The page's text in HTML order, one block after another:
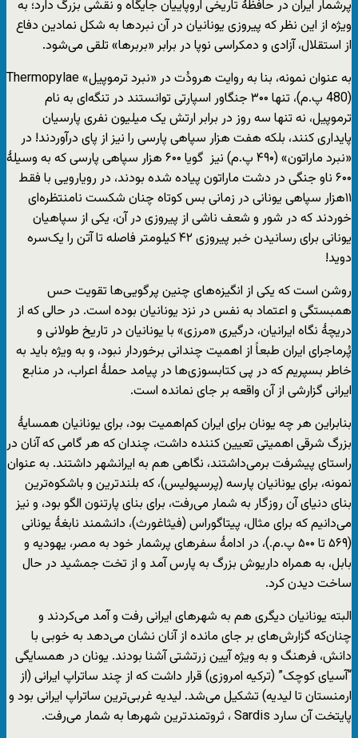
پرشمار ایران در حافظۀ تاریخی اروپاییان جایگاه و نقشی بزرگ دارد؛ به
ویژه از این نظر که پیروزی یونانیان در آن نبردها به شکل نمادین دفاع
از استقلال، آزادی و دمکراسی نوپا در برابر «بربرها» تلقی می‌شود.
به عنوان نمونه، بنا به روایت هرودُت در «نبرد ترموپیل» Thermopylae
(480 پ.م)، تنها ۳۰۰ جنگاور اسپارتی توانستند در تنگه‌ای به نام
ترموپیل، نه تنها سه روز در برابر ارتش یک میلیون نفری پارسیان
پایداری کنند، بلکه هفت هزار سپاهی پارسی را نیز از پای درآوردند! در
«نبرد ماراتون» (۴۹۰ پ.م) نیز گویا ۶۰۰ هزار سپاهی پارسی که به وسیلۀ
۶۰۰ ناو جنگی در دشت ماراتون پیاده شده بودند، در رویارویی با فقط
۱۱هزار سپاهی یونانی در زمانی بس کوتاه چنان شکست نامنتظره‌ای
خوردند که در شور و شعف ناشی از پیروزی در آن، یکی از سپاهیان
یونانی برای رسانیدن خبر پیروزی ۴۲ کیلومتر فاصله تا آتن را یک‌سره
دوید!
روشن است که یکی از انگیزه‌های چنین پر‌گویی‌ها تقویت حس
همبستگی و اعتماد به نفس در نزد یونانیان بوده است. در حالی که از
دریچۀ نگاه ایرانیان، درگیری‌ «مرزی» با یونانیان در تاریخ طولانی و
پُرماجرای ایران طبعاً از اهمیت چندانی برخوردار نبود، و به ویژه باید به
خاطر بسپریم که در پی کتابسوزی‌ها در‌ پیامد حملۀ اعراب، در منابع
ایرانی گزارشی از آن واقعه بر جای نمانده است.
بنابراین هر چه یونان برای ایران کم‌اهمیت بود، برای یونانیان همسایۀ
بزرگ شرقی اهمیتی تعیین کننده داشت، چندان ‌که هر گامی که آنان در
راستای پیشرفت برمی‌داشتند، نگاهی هم به ایرانشهر داشتند. به عنوان
نمونه، برای یونانیان پارسه (پرسپولیس)، که بلندترین و باشکوه‌ترین
بنای دنیای آن روزگار به شمار می‌رفت، برای بنای پارتنون الگو بود، و نیز
می‌دانیم که برای مثال، پیتاگوراس (فیثاغورث)، دانشمند نابغۀ یونانی
(۵۶۹ تا ۵۰۰ پ.م.)، در ادامۀ سفرهای پرشمار خود به مصر، یهودیه و
بابل، به همراه داریوش بزرگ به پارس آمد و از تخت جمشید در حال
ساخت دیدن کرد.
البته یونانیان دیگری هم به شهرهای ایرانی رفت و آمد می‌کردند و
چنان‌که گزارش‌های بر جای مانده از آنان نشان می‌دهد به خوبی با
دانش، فرهنگ و به ویژه آیین زرتشتی آشنا بودند. یونان در همسایگی
“آسیای کوچک” (ترکیه امروزی) قرار داشت که از چند ساتراپ ایرانی (از
ارمنستان تا لیدیه) تشکیل می‌شد. لیدیه غربی‌ترین ساتراپ ایرانی بود و
پایتخت آن سارد Sardis ، ثروتمندترین شهرها به شمار می‌رفت.